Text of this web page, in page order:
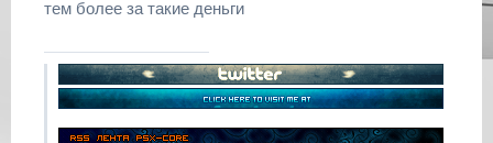
тем более за такие деньги